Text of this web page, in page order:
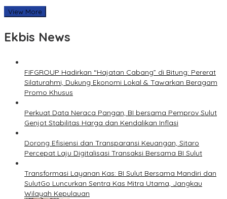
View More
Ekbis News
FIFGROUP Hadirkan “Hajatan Cabang” di Bitung: Pererat
Silaturahmi, Dukung Ekonomi Lokal & Tawarkan Beragam
Promo Khusus
Perkuat Data Neraca Pangan, BI bersama Pemprov Sulut
Genjot Stabilitas Harga dan Kendalikan Inflasi
Dorong Efisiensi dan Transparansi Keuangan, Sitaro
Percepat Laju Digitalisasi Transaksi Bersama BI Sulut
Transformasi Layanan Kas: BI Sulut Bersama Mandiri dan
SulutGo Luncurkan Sentra Kas Mitra Utama, Jangkau
Wilayah Kepulauan